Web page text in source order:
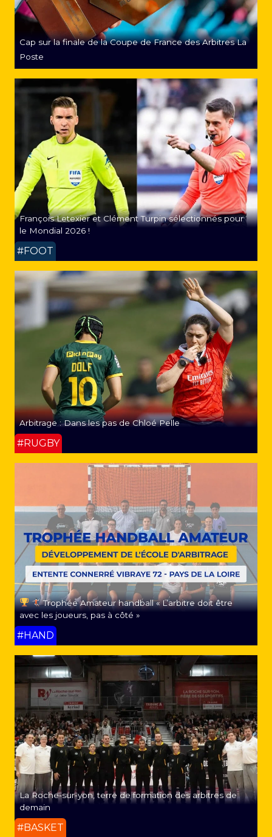
Cap sur la finale de la Coupe de France des Arbitres La
Poste
François Letexier et Clément Turpin sélectionnés pour
le Mondial 2026 !
#FOOT
Arbitrage : Dans les pas de Chloé Pelle
#RUGBY
Trophée Amateur handball « L’arbitre doit être
avec les joueurs, pas à côté »
#HAND
La Roche-sur-yon, terre de formation des arbitres de
demain
#BASKET